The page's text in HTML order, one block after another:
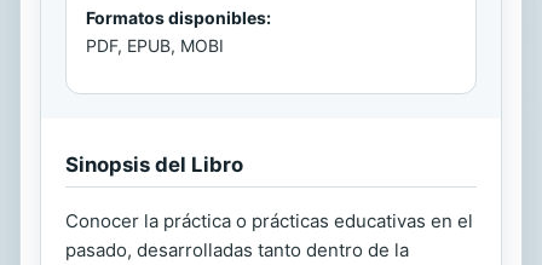
Formatos disponibles:
PDF, EPUB, MOBI
Sinopsis del Libro
Conocer la práctica o prácticas educativas en el
pasado, desarrolladas tanto dentro de la